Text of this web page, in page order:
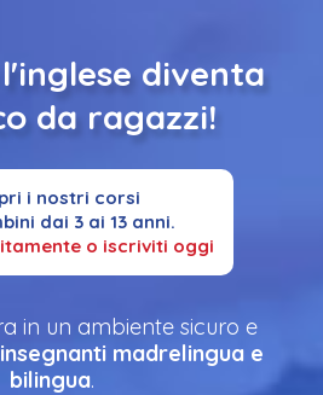
diventa
da ragazzi!
i nostri corsi
dai 3 ai 13 anni.
o iscriviti oggi
in un ambiente sicuro e
insegnanti madrelingua e
bilingua.